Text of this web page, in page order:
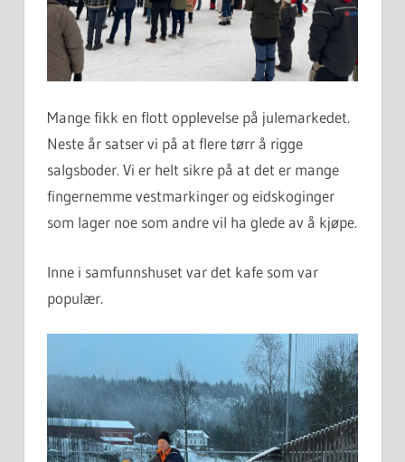
Mange fikk en flott opplevelse på julemarkedet.
Neste år satser vi på at flere tørr å rigge
salgsboder. Vi er helt sikre på at det er mange
fingernemme vestmarkinger og eidskoginger
som lager noe som andre vil ha glede av å kjøpe.
Inne i samfunnshuset var det kafe som var
populær.